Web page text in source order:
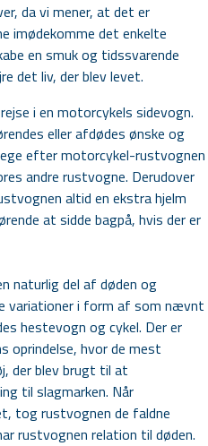
da vi mener, at det er
imødekomme det enkelte
en smuk og tidssvarende
det liv, der blev levet.
i en motorcykels sidevogn.
eller afdødes ønske og
efter motorcykel-rustvognen
andre rustvogne. Derudover
altid en ekstra hjelm
at sidde bagpå, hvis der er
naturlig del af døden og
variationer i form af som nævnt
hestevogn og cykel. Der er
oprindelse, hvor de mest
der blev brugt til at
til slagmarken. Når
tog rustvognen de faldne
rustvognen relation til døden.